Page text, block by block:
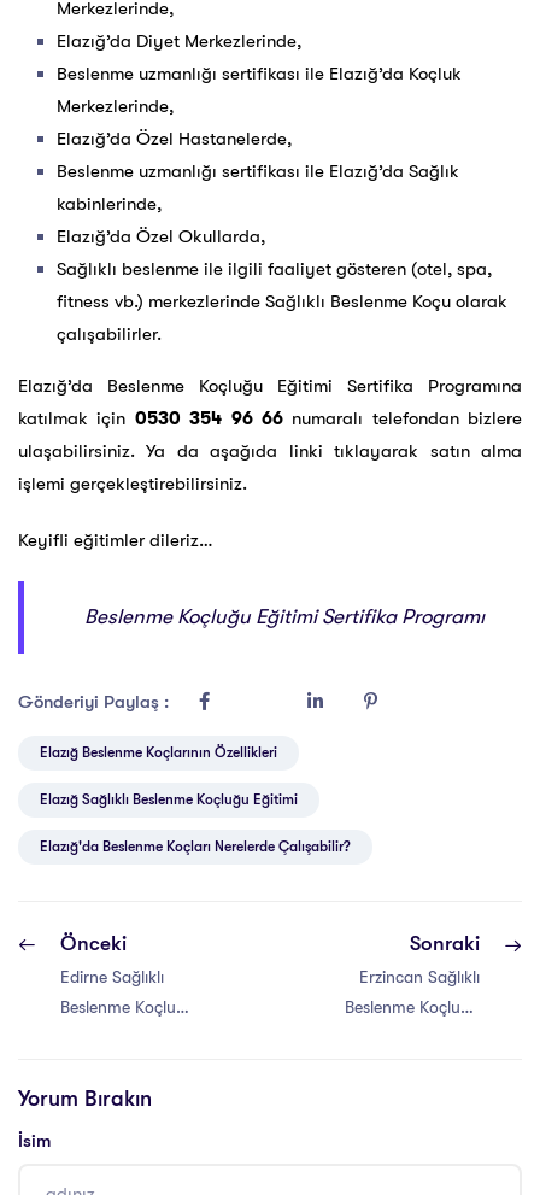
Merkezlerinde,
Elazığ’da Diyet Merkezlerinde,
Beslenme uzmanlığı sertifikası ile Elazığ’da Koçluk
Merkezlerinde,
Elazığ’da Özel Hastanelerde,
Beslenme uzmanlığı sertifikası ile Elazığ’da Sağlık
kabinlerinde,
Elazığ’da Özel Okullarda,
Sağlıklı beslenme ile ilgili faaliyet gösteren (otel, spa,
fitness vb.) merkezlerinde Sağlıklı Beslenme Koçu olarak
çalışabilirler.
Elazığ’da Beslenme Koçluğu Eğitimi Sertifika Programına
katılmak için 0530 354 96 66numaralı telefondan bizlere
ulaşabilirsiniz. Ya da aşağıda linki tıklayarak satın alma
işlemi gerçekleştirebilirsiniz.
Keyifli eğitimler dileriz…
Beslenme Koçluğu Eğitimi Sertifika Programı
Gönderiyi Paylaş :
Elazığ Beslenme Koçlarının Özellikleri
Elazığ Sağlıklı Beslenme Koçluğu Eğitimi
Elazığ'da Beslenme Koçları Nerelerde Çalışabilir?
Önceki
Edirne Sağlıklı
Beslenme Koçluğu
Sonraki
Erzincan Sağlıklı
Beslenme Koçluğu
Yorum Bırakın
İsim